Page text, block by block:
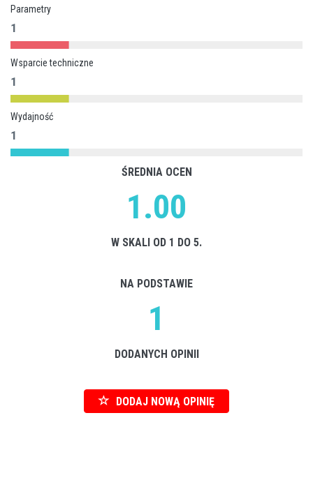
Parametry
1
Wsparcie techniczne
1
Wydajność
1
ŚREDNIA OCEN
1.00
W SKALI OD 1 DO 5.
NA PODSTAWIE
1
DODANYCH OPINII
DODAJ NOWĄ OPINIĘ